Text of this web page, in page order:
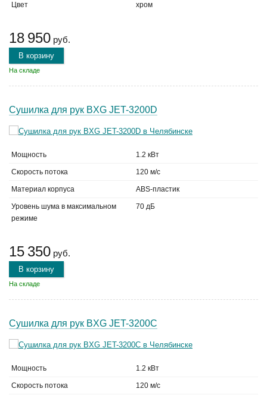
Цвет хром
18 950 руб.
В корзину
На складе
Сушилка для рук BXG JET-3200D
Мощность 1.2 кВт
Скорость потока 120 м/с
Материал корпуса ABS-пластик
Уровень шума в максимальном
режиме
70 дБ
15 350 руб.
В корзину
На складе
Сушилка для рук BXG JET-3200C
Мощность 1.2 кВт
Скорость потока 120 м/с